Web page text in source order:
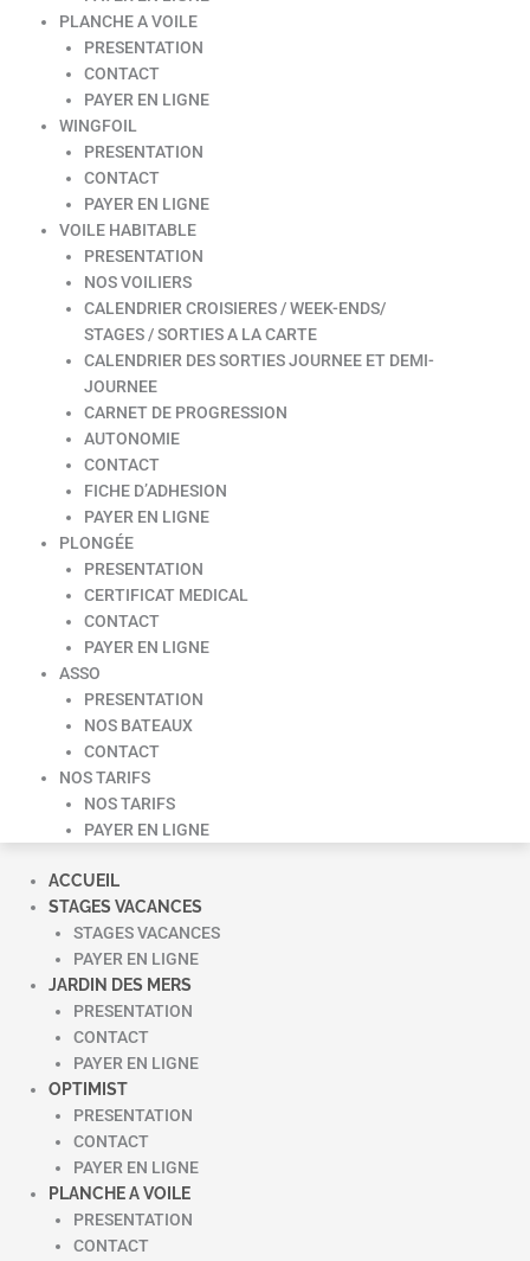
PLANCHE A VOILE
PRESENTATION
CONTACT
PAYER EN LIGNE
WINGFOIL
PRESENTATION
CONTACT
PAYER EN LIGNE
VOILE HABITABLE
PRESENTATION
NOS VOILIERS
CALENDRIER CROISIERES / WEEK-ENDS/
STAGES / SORTIES A LA CARTE
CALENDRIER DES SORTIES JOURNEE ET DEMI-
JOURNEE
CARNET DE PROGRESSION
AUTONOMIE
CONTACT
FICHE D’ADHESION
PAYER EN LIGNE
PLONGÉE
PRESENTATION
CERTIFICAT MEDICAL
CONTACT
PAYER EN LIGNE
ASSO
PRESENTATION
NOS BATEAUX
CONTACT
NOS TARIFS
NOS TARIFS
PAYER EN LIGNE
ACCUEIL
STAGES VACANCES
STAGES VACANCES
PAYER EN LIGNE
JARDIN DES MERS
PRESENTATION
CONTACT
PAYER EN LIGNE
OPTIMIST
PRESENTATION
CONTACT
PAYER EN LIGNE
PLANCHE A VOILE
PRESENTATION
CONTACT